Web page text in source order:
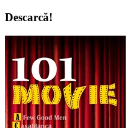
Descarcă!